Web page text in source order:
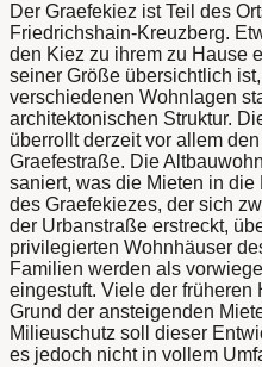
Der Graefekiez ist Teil des
Friedrichshain-Kreuzberg.
den Kiez zu ihrem zu Hause
seiner Größe übersichtlich
verschiedenen Wohnlagen
architektonischen Struktur.
überrollt derzeit vor allem
Graefestraße. Die
saniert, was die Mieten in die
des Graefekiezes, der sich
der Urbanstraße erstreckt,
privilegierten Wohnhäuser
Familien werden als
eingestuft. Viele der früheren
Grund der ansteigenden
Milieuschutz soll dieser
es jedoch nicht in vollem